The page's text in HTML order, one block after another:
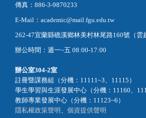
傳真：886-3-9870233
E-Mail：academic@mail.fgu.edu.tw
262-47宜蘭縣礁溪鄉林美村林尾路160號（雲
辦公時間：週一~五 08:00-17:00
辦公室304-2室
註冊暨課務組（分機：11111~3、11115）
學生學習與生涯發展中心（分機：11160、
教師專業發展中心（分機：11123~6）
隱私權政策聲明
個資提供聲明